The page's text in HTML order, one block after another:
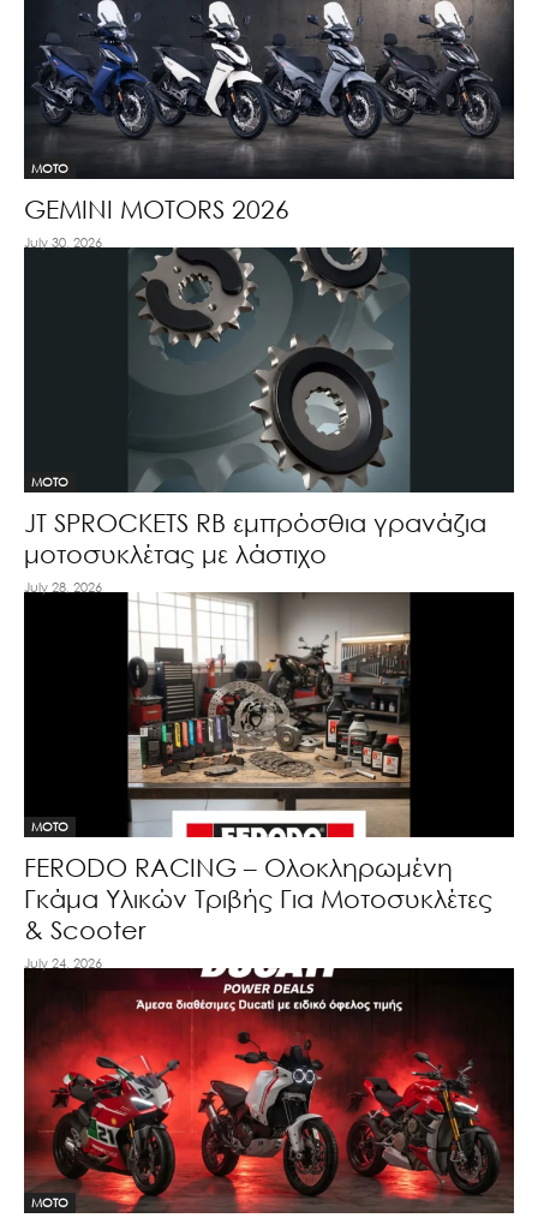
MOTO
GEMINI MOTORS 2026
July 30, 2026
MOTO
JT SPROCKETS RB εμπρόσθια γρανάζια
μοτοσυκλέτας με λάστιχο
July 28, 2026
MOTO
FERODO RACING – Ολοκληρωμένη
Γκάμα Υλικών Τριβής Για Μοτοσυκλέτες
& Scooter
July 24, 2026
MOTO